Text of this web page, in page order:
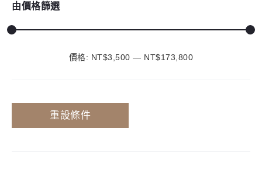
由價格篩選
最
最
價格: NT$3,500 — NT$173,800
重設條件